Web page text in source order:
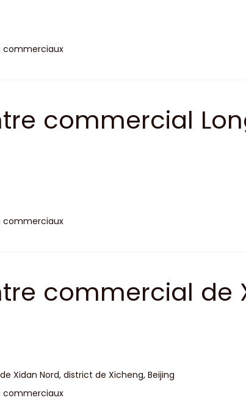
commerciaux
commercial
commerciaux
commercial de
de Xidan Nord, district de Xicheng, Beijing
commerciaux